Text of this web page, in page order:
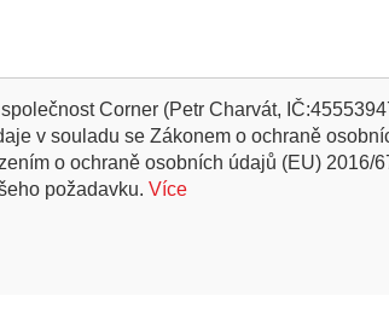
Corner (Petr Charvát,
v souladu se Zákonem o ochraně
o ochraně osobních údajů (EU) 2016/
požadavku. Více